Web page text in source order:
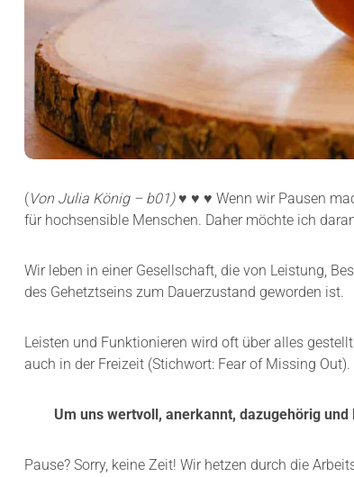
( Von Julia König – b01)♥ ♥ ♥ Wenn wir Pausen
für hochsensible Menschen. Daher möchte ich
Wir leben in einer Gesellschaft, die von Leistung,
des Gehetztseins zum Dauerzustand geworden ist.
Leisten und Funktionieren wird oft über alles
auch in der Freizeit (Stichwort: Fear of Missing Out).
Um uns wertvoll, anerkannt, dazugehörig
Pause? Sorry, keine Zeit! Wir hetzen durch die